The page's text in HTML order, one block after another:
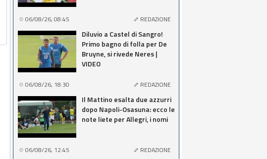
06/08/26, 08:45 REDAZIONE
Diluvio a Castel di Sangro!
Primo bagno di folla per De
Bruyne, si rivede Neres |
VIDEO
06/08/26, 18:30 REDAZIONE
Il Mattino esalta due azzurri
dopo Napoli-Osasuna: ecco le
note liete per Allegri, i nomi
06/08/26, 12:45 REDAZIONE